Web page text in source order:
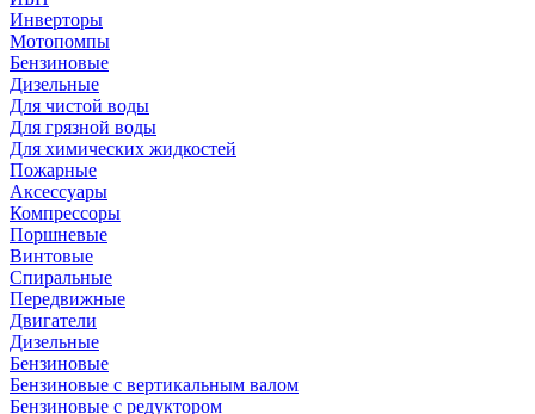
Инверторы
Мотопомпы
Бензиновые
Дизельные
Для чистой воды
Для грязной воды
Для химических жидкостей
Пожарные
Аксессуары
Компрессоры
Поршневые
Винтовые
Спиральные
Передвижные
Двигатели
Дизельные
Бензиновые
Бензиновые с вертикальным валом
Бензиновые с редуктором